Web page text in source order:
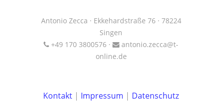
Antonio Zecca · Ekkehardstraße 76 · 78224
Singen
+49 170 3800576 ·
antonio.zecca@t-
online.de
Kontakt | Impressum | Datenschutz